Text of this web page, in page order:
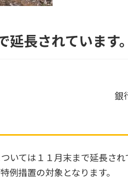
長されています。
銀
ては１１月末まで延長され
例措置の対象となります。